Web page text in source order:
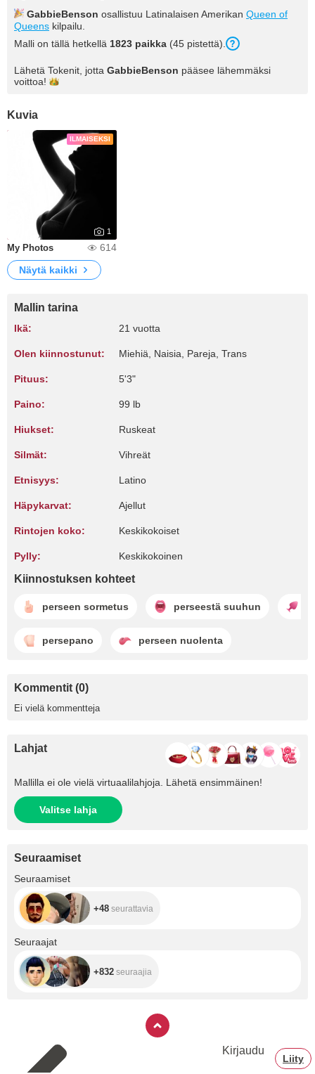
GabbieBenson osallistuu Latinalaisen Amerikan Queen of
Queens kilpailu.
Malli on tällä hetkellä 1823 paikka (45 pistettä).
Lähetä Tokenit, jotta GabbieBenson pääsee lähemmäksi
voittoa!
Kuvia
ILMAISEKSI
1
My Photos
614
Näytä kaikki
Mallin tarina
Ikä: 21 vuotta
Olen kiinnostunut: Miehiä, Naisia, Pareja, Trans
Pituus: 5'3"
Paino: 99 lb
Hiukset: Ruskeat
Silmät: Vihreät
Etnisyys: Latino
Häpykarvat: Ajellut
Rintojen koko: Keskikokoiset
Pylly: Keskikokoinen
Kiinnostuksen kohteet
perseen sormetus perseestä suuhun
persepano perseen nuolenta
Kommentit (0)
Ei vielä kommentteja
Lahjat
Mallilla ei ole vielä virtuaalilahjoja. Lähetä ensimmäinen!
Valitse lahja
Seuraamiset
Seuraamiset
+48 seurattavia
Seuraajat
+832 seuraajia
Kirjaudu
Liity